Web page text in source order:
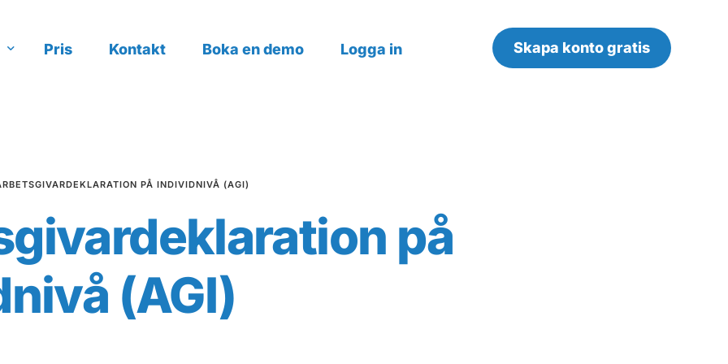
Pris Kontakt Boka en demo Logga in Skapa konto gratis
PÅ INDIVIDNIVÅ (AGI)
på
(AGI)